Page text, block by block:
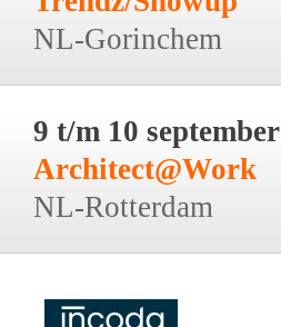
NL-Gorinchem
9 t/m 10 september
Architect@Work
NL-Rotterdam